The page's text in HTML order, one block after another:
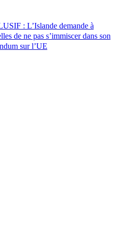
: L’Islande demande à
de ne pas s’immiscer dans son
sur l’UE